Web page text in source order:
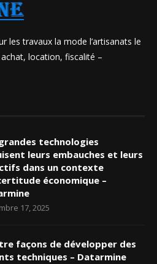
les travaux la mode l’artisanats le
location, fiscalité –
technologies
leurs embauches et leurs
dans un contexte
économique –
17, 2025
façons de développer des
techniques – Datarmine